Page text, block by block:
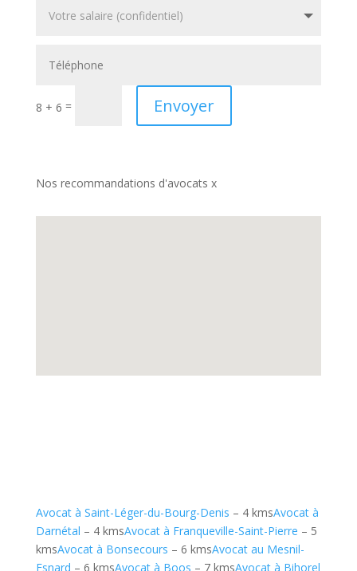
8 + 6 = Envoyer
Nos recommandations d'avocats x
Avocat à Saint-Léger-du-Bourg-Denis – 4 kmsAvocat à
Darnétal – 4 kmsAvocat à Franqueville-Saint-Pierre – 5
kmsAvocat à Bonsecours – 6 kmsAvocat au Mesnil-
Esnard – 6 kmsAvocat à Boos – 7 kmsAvocat à Bihorel